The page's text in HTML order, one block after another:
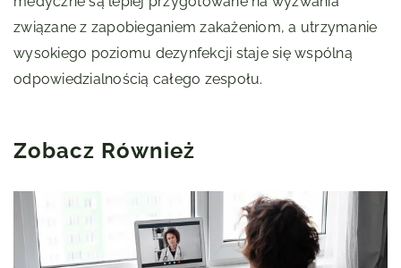
związane z zapobieganiem zakażeniom, a utrzymanie
wysokiego poziomu dezynfekcji staje się wspólną
odpowiedzialnością całego zespołu.
Zobacz Również